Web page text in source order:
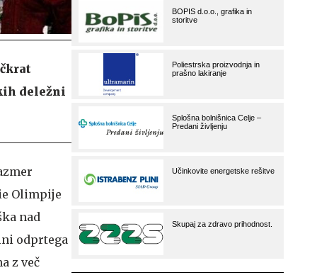
deležni
Olimpije
nad
odprtega
z več